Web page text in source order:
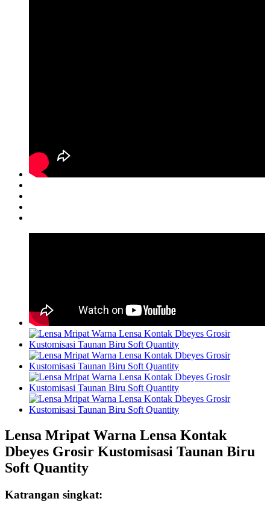
Lensa Mripat Warna Lensa Kontak
Dbeyes Grosir Kustomisasi Taunan Biru
Soft Quantity
Katrangan singkat: